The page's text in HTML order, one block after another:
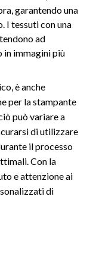
garantendo una
I tessuti con una
ad
immagini più
è anche
per la stampante
può variare a
di utilizzare
il processo
Con la
e attenzione ai
di